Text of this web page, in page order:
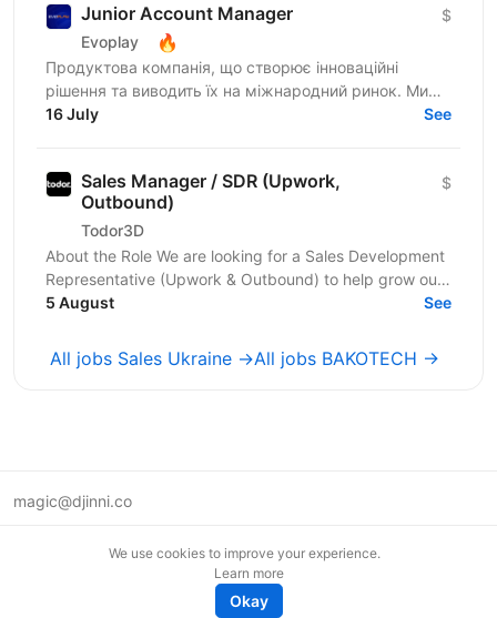
Junior Account Manager
Evoplay 🔥
$
Продуктова компанія, що створює інноваційні
рішення та виводить їх на міжнародний ринок. Ми
створюємо якісний розважальний iGaming продукт,
16 July See
Sales Manager / SDR (Upwork,
Outbound)
Todor3D
$
About the Role We are looking for a Sales Development
Representative (Upwork & Outbound) to help grow our
client acquisition channels through Upwork,...
5 August See
All jobs Sales Ukraine →All jobs BAKOTECH →
magic@djinni.co
We use cookies to improve your experience.
Learn more
Okay